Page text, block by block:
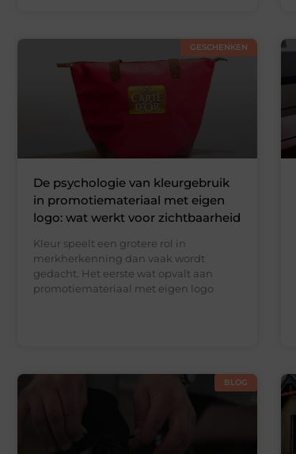
GESCHENKEN
De psychologie van kleurgebruik
in promotiemateriaal met eigen
logo: wat werkt voor zichtbaarheid
Kleur speelt een grotere rol in
merkherkenning dan vaak wordt
gedacht. Het eerste wat opvalt aan
promotiemateriaal met eigen logo
BLOG